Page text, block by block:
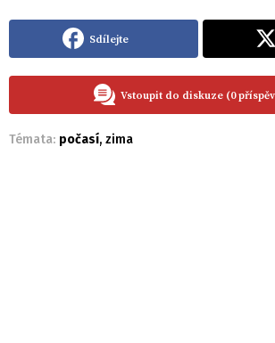
Sdílejte
Vstoupit do diskuze (0
Témata: počasí, zima